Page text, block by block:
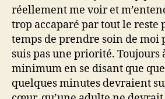
réellement me voir et
trop accaparé par tout le reste
temps de prendre soin de moi
suis pas une priorité. Toujours
minimum en se disant que
quelques minutes devraient